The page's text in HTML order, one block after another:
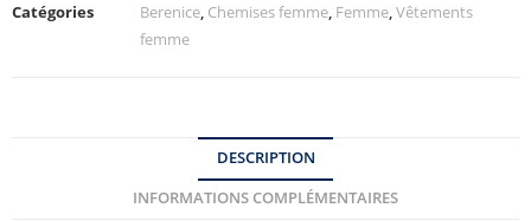
Catégories
Berenice, Chemises femme, Femme,Vêtements
femme
DESCRIPTION
INFORMATIONS COMPLÉMENTAIRES